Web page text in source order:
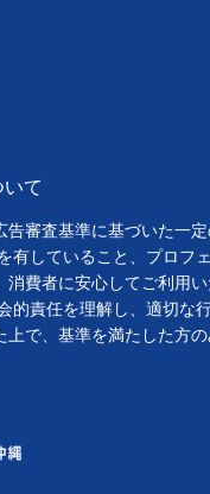
て
審査基準に基づいた一
有していること、プロフ
費者に安心してご利用
的責任を理解し、適切な
で、基準を満たした方